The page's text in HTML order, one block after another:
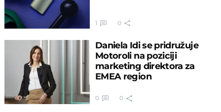
1 0
Daniela Idi se pridružuje
Motoroli na poziciji
marketing direktora za
EMEA region
0 0